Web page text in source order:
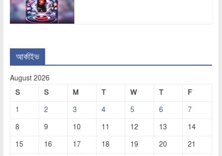
আর্কাইভ
August 2026
S
S M T W T
F
1
2 3 4 5 6
7
8
9 10 11 12 13
14
15
16 17 18 19 20
21